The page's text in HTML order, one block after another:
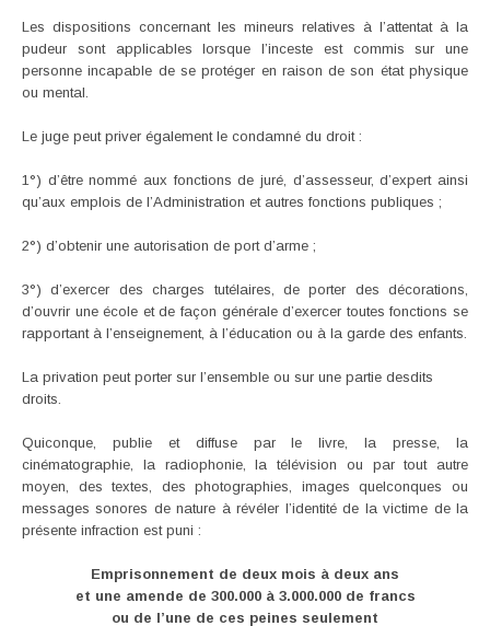
Les dispositions concernant les mineurs relatives à l’attentat à la
pudeur sont applicables lorsque l’inceste est commis sur une
personne incapable de se protéger en raison de son état physique
ou mental.
Le juge peut priver également le condamné du droit :
1°) d’être nommé aux fonctions de juré, d’assesseur, d’expert ainsi
qu’aux emplois de l’Administration et autres fonctions publiques ;
2°) d’obtenir une autorisation de port d’arme ;
3°) d’exercer des charges tutélaires, de porter des décorations,
d’ouvrir une école et de façon générale d’exercer toutes fonctions se
rapportant à l’enseignement, à l’éducation ou à la garde des enfants.
La privation peut porter sur l’ensemble ou sur une partie desdits
droits.
Quiconque, publie et diffuse par le livre, la presse, la
cinématographie, la radiophonie, la télévision ou par tout autre
moyen, des textes, des photographies, images quelconques ou
messages sonores de nature à révéler l’identité de la victime de la
présente infraction est puni :
Emprisonnement de deux mois à deux ans
et une amende de 300.000 à 3.000.000 de francs
ou de l’une de ces peines seulement